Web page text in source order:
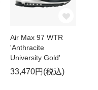
Air Max 97 WTR
'Anthracite
University Gold'
33,470円(税込)